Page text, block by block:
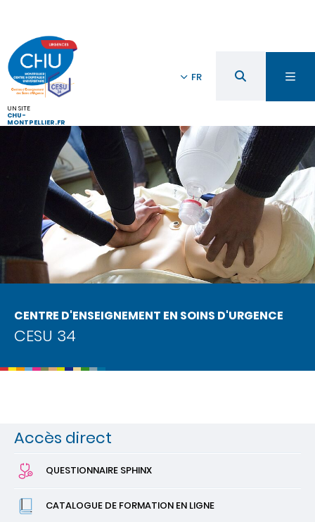
UN SITE
CHU-
MONTPELLIER.FR
FR
CENTRE D'ENSEIGNEMENT EN SOINS D'URGENCE
CESU 34
Accès direct
QUESTIONNAIRE SPHINX
CATALOGUE DE FORMATION EN LIGNE